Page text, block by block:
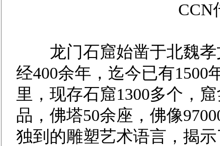
CCN
龙门石窟始凿于北魏孝
经400余年，迄今已有1500
里，现存石窟1300多个，
品，佛塔50余座，佛像
独到的雕塑艺术语言，揭